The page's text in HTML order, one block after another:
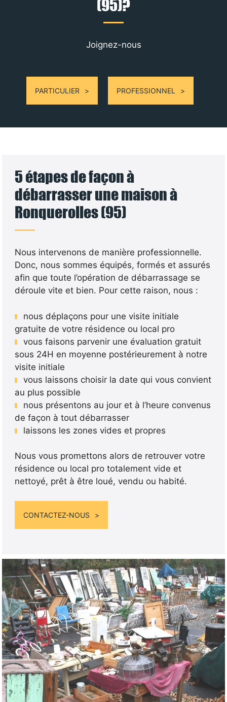
(95)?
Joignez-nous
PARTICULIER PROFESSIONNEL
5 étapes de façon à
débarrasser une maison à
Ronquerolles (95)
Nous intervenons de manière professionnelle.
Donc, nous sommes équipés, formés et assurés
afin que toute l’opération de débarrassage se
déroule vite et bien. Pour cette raison, nous :
nous déplaçons pour une visite initiale
gratuite de votre résidence ou local pro
vous faisons parvenir une évaluation gratuit
sous 24H en moyenne postérieurement à notre
visite initiale
vous laissons choisir la date qui vous convient
au plus possible
nous présentons au jour et à l’heure convenus
de façon à tout débarrasser
laissons les zones vides et propres
Nous vous promettons alors de retrouver votre
résidence ou local pro totalement vide et
nettoyé, prêt à être loué, vendu ou habité.
CONTACTEZ-NOUS